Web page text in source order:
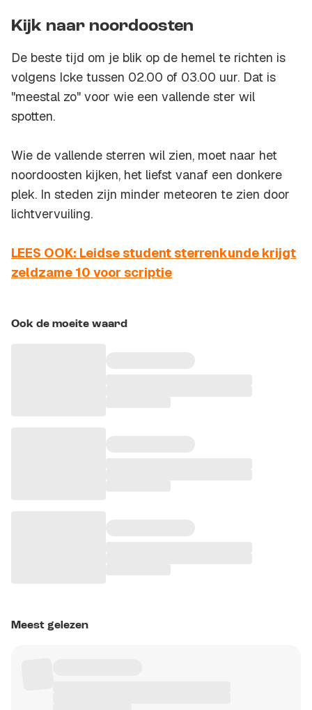
Kijk naar noordoosten
De beste tijd om je blik op de hemel te richten is
volgens Icke tussen 02.00 of 03.00 uur. Dat is
"meestal zo" voor wie een vallende ster wil
spotten.
Wie de vallende sterren wil zien, moet naar het
noordoosten kijken, het liefst vanaf een donkere
plek. In steden zijn minder meteoren te zien door
lichtvervuiling.
LEES OOK: Leidse student sterrenkunde krijgt
zeldzame 10 voor scriptie
Ook de moeite waard
Meest gelezen